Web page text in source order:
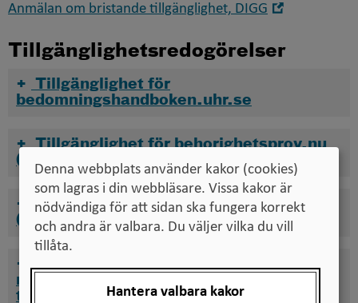
Anmälan om bristande tillgänglighet, DIGG
Tillgänglighetsredogörelser
Tillgänglighet för
bedomningshandboken.uhr.se
Tillgänglighet för behorighetsprov.nu
(Anmälan till Behörighetsprovet)
Tillgänglighet för hogskoleprov.nu
(Anmälan till högskoleprovet)
Tillgänglighet för
medborgarskapsprovet.uhr.se (Anmälan
till medborgarskapsprovet)
Denna webbplats använder kakor (cookies)
som lagras i din webbläsare. Vissa kakor är
nödvändiga för att sidan ska fungera korrekt
och andra är valbara. Du väljer vilka du vill
tillåta.
Hantera valbara kakor